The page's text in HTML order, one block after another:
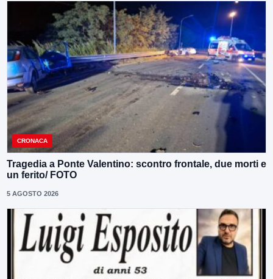
CRONACA
Tragedia a Ponte Valentino: scontro frontale, due morti e
un ferito/ FOTO
5 AGOSTO 2026